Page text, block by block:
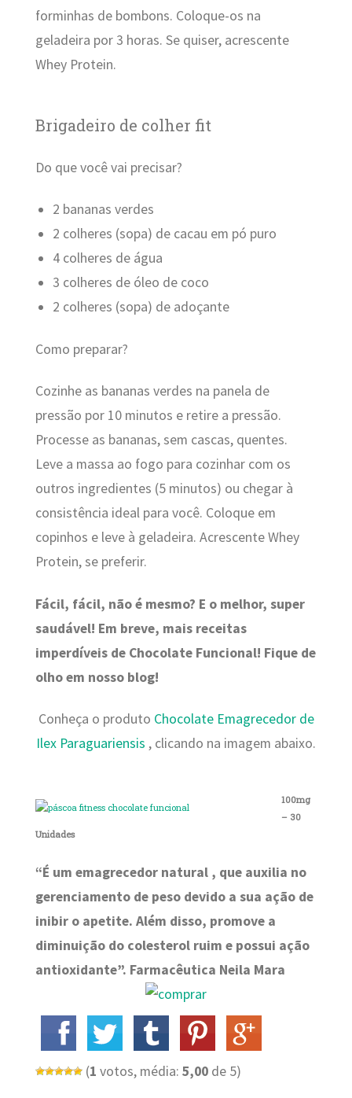
forminhas de bombons. Coloque-os na
geladeira por 3 horas. Se quiser, acrescente
Whey Protein.
Brigadeiro de colher fit
Do que você vai precisar?
2 bananas verdes
2 colheres (sopa) de cacau em pó puro
4 colheres de água
3 colheres de óleo de coco
2 colheres (sopa) de adoçante
Como preparar?
Cozinhe as bananas verdes na panela de
pressão por 10 minutos e retire a pressão.
Processe as bananas, sem cascas, quentes.
Leve a massa ao fogo para cozinhar com os
outros ingredientes (5 minutos) ou chegar à
consistência ideal para você. Coloque em
copinhos e leve à geladeira. Acrescente Whey
Protein, se preferir.
Fácil, fácil, não é mesmo? E o melhor, super
saudável! Em breve, mais receitas
imperdíveis de Chocolate Funcional! Fique de
olho em nosso blog!
Conheça o produto Chocolate Emagrecedor de
Ilex Paraguariensis , clicando na imagem abaixo.
100mg
– 30
Unidades
“É um emagrecedor natural , que auxilia no
gerenciamento de peso devido a sua ação de
inibir o apetite. Além disso, promove a
diminuição do colesterol ruim e possui ação
antioxidante”. Farmacêutica Neila Mara
(1 votos, média: 5,00de 5)